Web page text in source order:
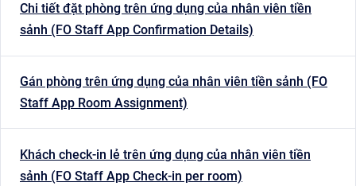
Chi tiết đặt phòng trên ứng dụng của nhân viên tiền
sảnh (FO Staff App Confirmation Details)
Gán phòng trên ứng dụng của nhân viên tiền sảnh (FO
Staff App Room Assignment)
Khách check-in lẻ trên ứng dụng của nhân viên tiền
sảnh (FO Staff App Check-in per room)